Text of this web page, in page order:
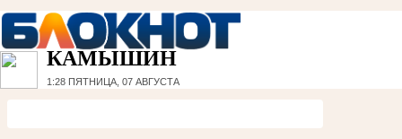
КАМЫШИН
1:28 ПЯТНИЦА, 07 АВГУСТА